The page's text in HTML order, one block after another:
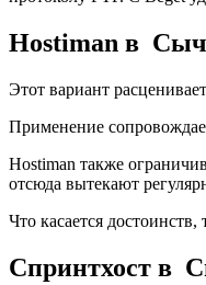
Hostiman в
Этот вариант
Применение
Hostiman также
отсюда вытекают
Что касается
Спринтхост в